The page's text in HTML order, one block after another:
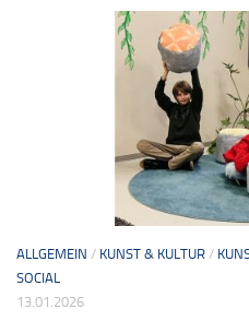
ALLGEMEIN / KUNST & KULTUR /
SOCIAL
13.01.2026